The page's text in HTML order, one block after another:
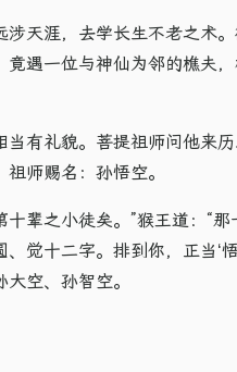
天涯，去学长生不老之术
遇一位与神仙为邻的樵夫
有礼貌。菩提祖师问他来
师赐名：孙悟空。
辈之小徒矣。​”猴王道：​“那
、觉十二字。排到你，正当
空、孙智空。